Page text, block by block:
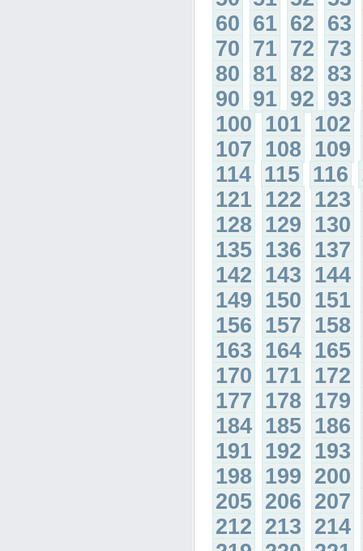
60 61 62 63
70 71 72 73
80 81 82 83
90 91 92 93
100 101 102
107 108 109
114 115 116
121 122 123
128 129 130
135 136 137
142 143 144
149 150 151
156 157 158
163 164 165
170 171 172
177 178 179
184 185 186
191 192 193
198 199 200
205 206 207
212 213 214